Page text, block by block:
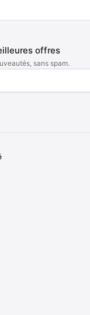
offres
sans spam.